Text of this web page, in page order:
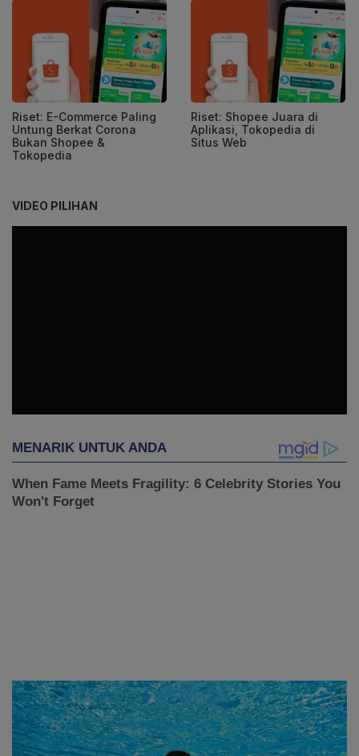
Riset: E-Commerce Paling
Untung Berkat Corona
Bukan Shopee &
Tokopedia
Riset: Shopee Juara di
Aplikasi, Tokopedia di
Situs Web
VIDEO PILIHAN